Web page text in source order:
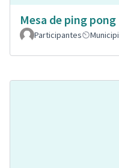
Mesa de ping pong
Participantes
Municipi